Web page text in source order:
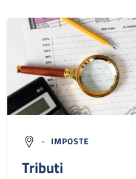
- IMPOSTE
Tributi